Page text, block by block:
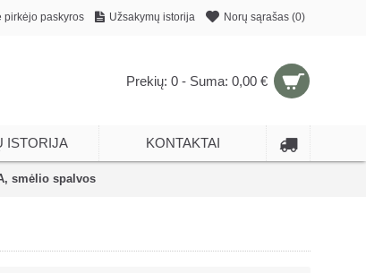
pirkėjo paskyros Užsakymų istorija Norų sąrašas (0)
Prekių: 0 - Suma: 0,00 €
ISTORIJA KONTAKTAI
smėlio spalvos